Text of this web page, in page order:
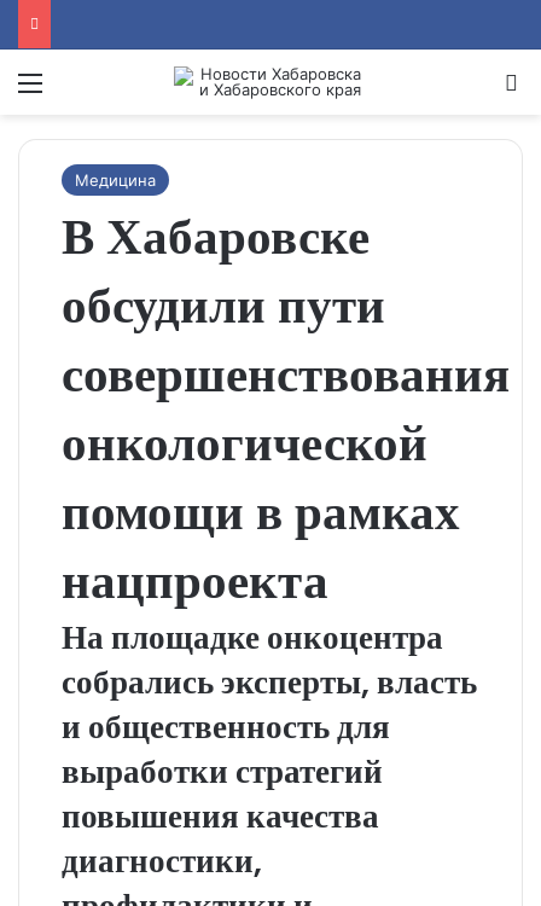
Menu
Медицина
В Хабаровске
обсудили пути
совершенствования
онкологической
помощи в рамках
нацпроекта
На площадке онкоцентра
собрались эксперты, власть
и общественность для
выработки стратегий
повышения качества
диагностики,